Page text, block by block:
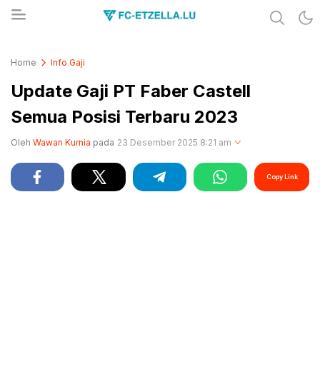
Home Info Gaji
Update Gaji PT Faber Castell
Semua Posisi Terbaru 2023
Oleh Wawan Kurnia pada 23 Desember 2025 8:21 am
Copy Link